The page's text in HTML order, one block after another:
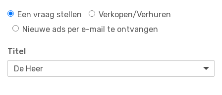
Een vraag stellen
Verkopen/Verhuren
Nieuwe ads per e-mail te ontvangen
Titel